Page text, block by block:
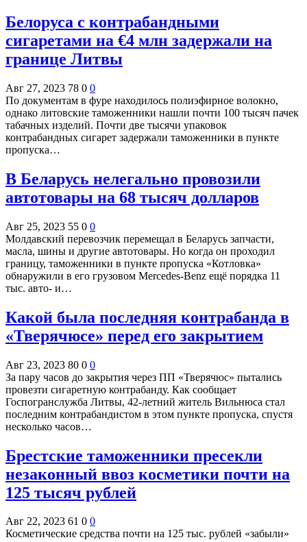
Белоруса с контрабандными
сигаретами на €4 млн задержали на
границе Литвы
Авг 27, 2023 78 0 0
По документам в фуре находилось полиэфирное волокно,
однако литовские таможенники нашли почти 100 тысяч пачек
табачных изделий. Почти две тысячи упаковок
контрабандных сигарет задержали таможенники в пункте
пропуска…
В Беларусь нелегально провозили
автотовары на 68 тысяч долларов
Авг 25, 2023 55 0 0
Молдавский перевозчик перемещал в Беларусь запчасти,
масла, шины и другие автотовары. Но когда он проходил
границу, таможенники в пункте пропуска «Котловка»
обнаружили в его грузовом Mercedes-Benz ещё порядка 11
тыс. авто- и…
Какой была последняя контрабанда в
«Тверячюсе» перед его закрытием
Авг 23, 2023 80 0 0
За пару часов до закрытия через ПП «Тверячюс» пытались
провезти сигаретную контрабанду. Как сообщает
Госпогранслужба Литвы, 42-летний житель Вильнюса стал
последним контрабандистом в этом пункте пропуска, спустя
несколько часов…
Брестские таможенники пресекли
незаконный ввоз косметики почти на
125 тысяч рублей
Авг 22, 2023 61 0 0
Косметические средства почти на 125 тыс. рублей «забыли»